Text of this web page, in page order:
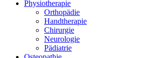
Physiotherapie
Orthopädie
Handtherapie
Chirurgie
Neurologie
Pädiatrie